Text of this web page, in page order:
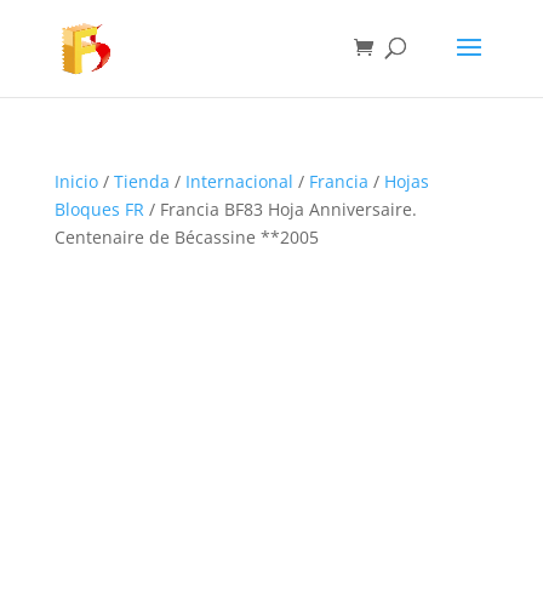
Inicio/ Tienda / Internacional / Francia / Hojas
Bloques FR/ Francia BF83 Hoja Anniversaire.
Centenaire de Bécassine **2005